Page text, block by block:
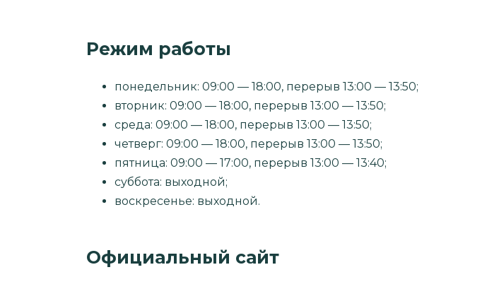
Режим работы
понедельник: 09:00 — 18:00, перерыв 13:00 — 13:50;
вторник: 09:00 — 18:00, перерыв 13:00 — 13:50;
среда: 09:00 — 18:00, перерыв 13:00 — 13:50;
четверг: 09:00 — 18:00, перерыв 13:00 — 13:50;
пятница: 09:00 — 17:00, перерыв 13:00 — 13:40;
суббота: выходной;
воскресенье: выходной.
Официальный сайт